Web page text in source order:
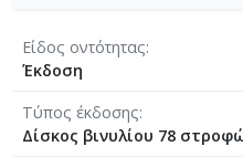
Είδος οντότητας
Έκδοση
Τύπος έκδοσης
Δίσκος βινυλίου 78